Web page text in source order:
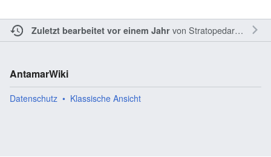
Zuletzt bearbeitet vor einem Jahrvon Stratopedarchos
AntamarWiki
Datenschutz Klassische Ansicht